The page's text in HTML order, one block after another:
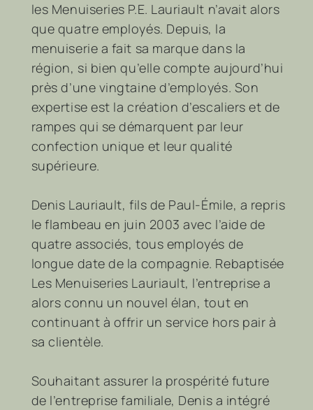
les Menuiseries P.E. Lauriault n’avait alors
que quatre employés. Depuis, la
menuiserie a fait sa marque dans la
région, si bien qu’elle compte aujourd’hui
près d’une vingtaine d’employés. Son
expertise est la création d’escaliers et de
rampes qui se démarquent par leur
confection unique et leur qualité
supérieure.
Denis Lauriault, fils de Paul-Émile, a repris
le flambeau en juin 2003 avec l’aide de
quatre associés, tous employés de
longue date de la compagnie. Rebaptisée
Les Menuiseries Lauriault, l’entreprise a
alors connu un nouvel élan, tout en
continuant à offrir un service hors pair à
sa clientèle.
Souhaitant assurer la prospérité future
de l’entreprise familiale, Denis a intégré